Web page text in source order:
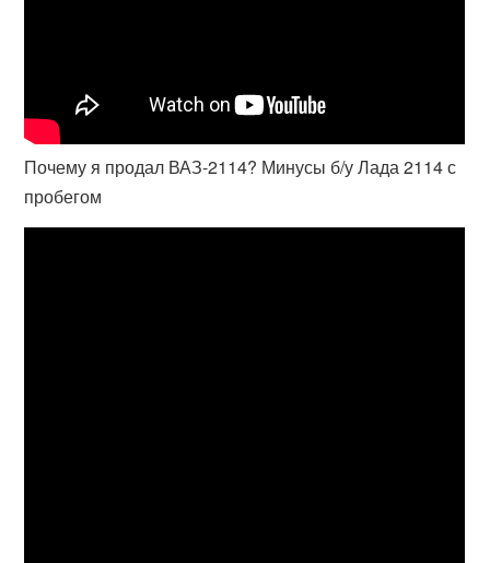
Почему я продал ВАЗ-2114? Минусы б/у Лада 2114 с
пробегом